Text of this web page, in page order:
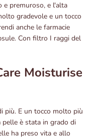
e premuroso, e l'alta
gradevole e un tocco
anche le farmacie
Con filtro I raggi del
Moisturise
più. E un tocco molto più
pelle è stata in grado di
ha preso vita e allo